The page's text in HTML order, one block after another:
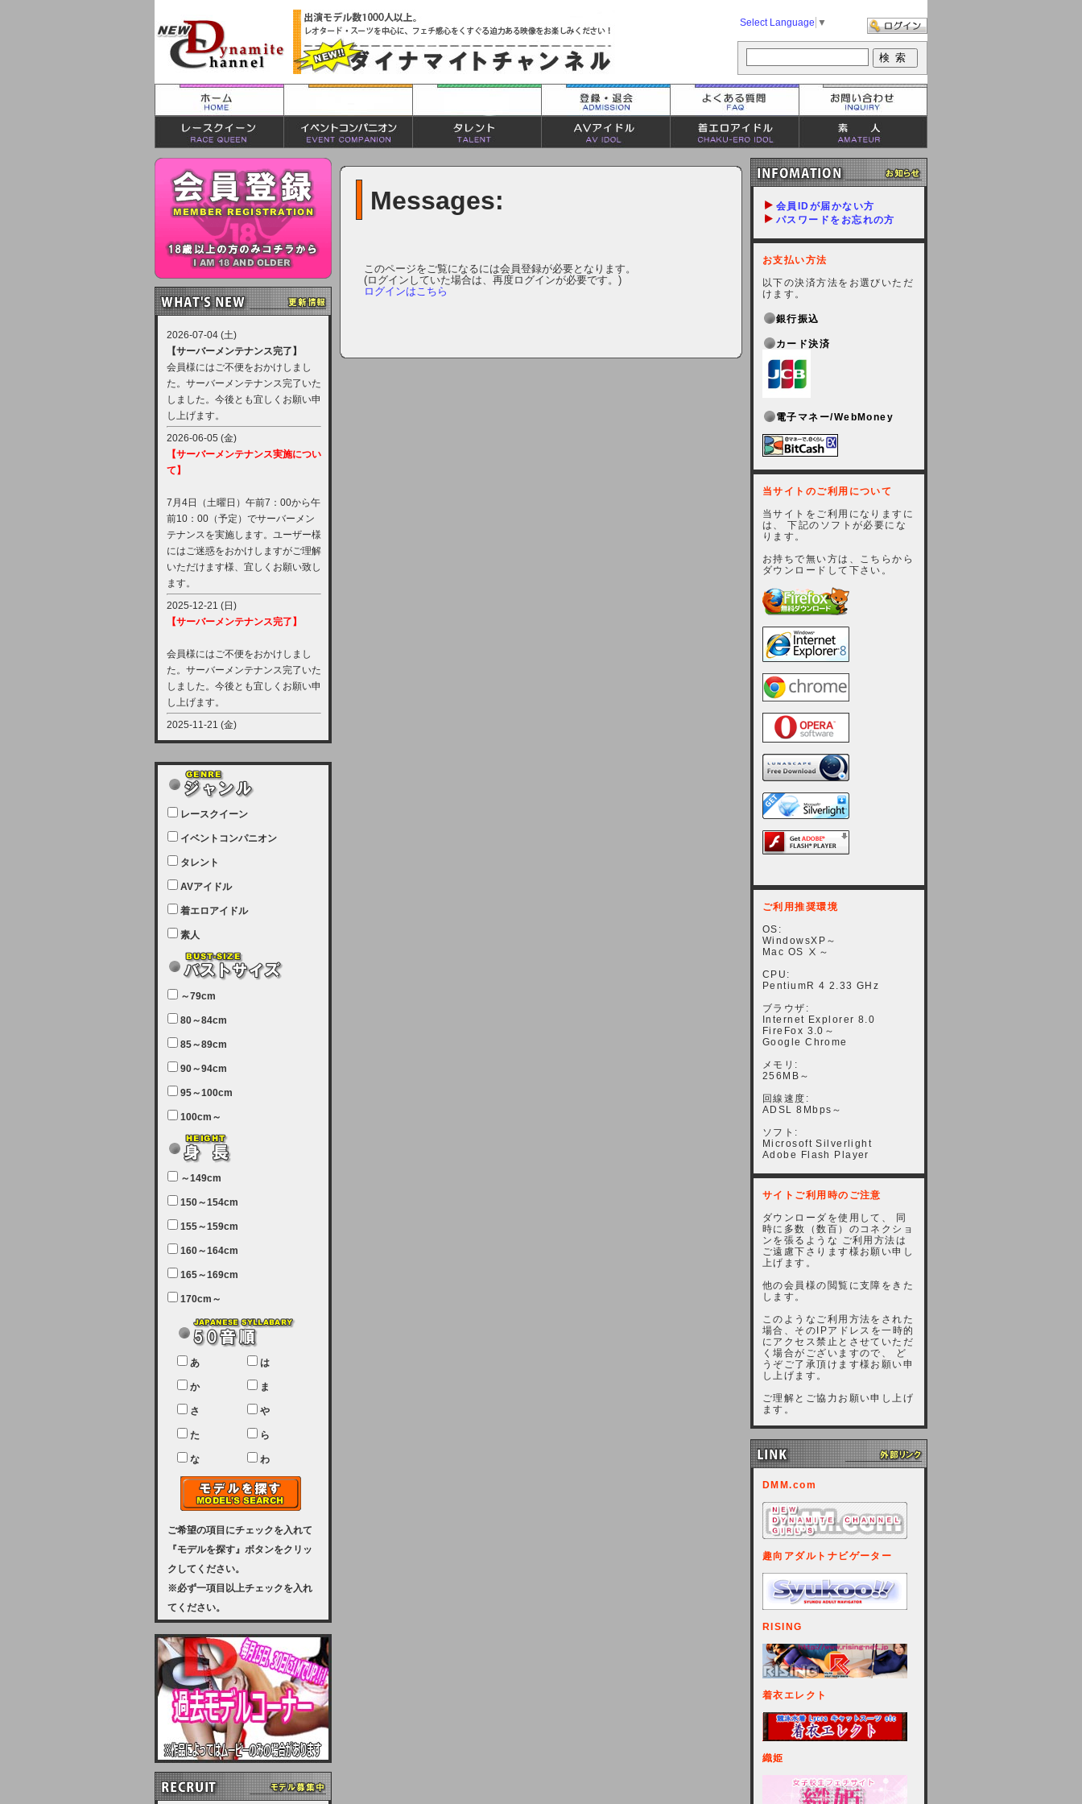
Select Language ▼
2026-07-04 (土)
【サーバーメンテナンス完了】
会員様にはご不便をおかけしまし
た。サーバーメンテナンス完了いた
しました。今後とも宜しくお願い申
し上げます。
2026-06-05 (金)
【サーバーメンテナンス実施につい
て】
7月4日（土曜日）午前7：00から午
前10：00（予定）でサーバーメン
テナンスを実施します。ユーザー様
にはご迷惑をおかけしますがご理解
いただけます様、宜しくお願い致し
ます。
2025-12-21 (日)
【サーバーメンテナンス完了】
会員様にはご不便をおかけしまし
た。サーバーメンテナンス完了いた
しました。今後とも宜しくお願い申
し上げます。
2025-11-21 (金)
【サーバーメンテナンス実施につい
12月21日（日曜日）午前9：00か
ら午前11：00（予定）でサーバー
メンテナンスを実施します。ユーザ
ー様にはご迷惑をおかけしますがご
理解いただけます様、宜しくお願い
致します。
2025-07-05 (土)
【サーバーメンテナンス完了のお知
本日、サーバーメンテナンスのため
ユーザー様には大変ご迷惑をおかけ
しました。無事、メンテナンスが完
致します。
2025-06-11 (水)
【サーバーメンテナンス実施につい
7月5日（土曜日）午前7：00から午
テナンスを実施します。ユーザー様
にはご迷惑をおかけしますがご理解
いただけます様、宜しくお願い致し
【クレジットカード決済について
②】
現在、クレジットカード決済はJCB
のみになっております。大変ご迷惑
キャシュでの決済は可能ですので、
宜しくお願い致します。
2024-02-23 (金)
【クレジットカード決済について】
只今、クレジットカード会社の都合
により決済ができない状況です。
ユーザー様には、大変ご迷惑をおか
けいたしまして申し訳ございませ
ん。
2023-08-31 (木)
【サーバーメンテナンス実施のお知
らせ】
2023年 9月10日（日曜日）午前8：
サーバーメンテナンスを実施いたし
ます。その為、アクセスはできませ
ますが、ご理解の程を宜しくお願い
致します。
2022-09-01 (木)
【サーバーメンテナンスのお知ら
せ】
9月10日（土曜日）AM6：00から
AM8：00（予定）サーバーメンテ
ナンスを致します。ご迷惑をおかけ
レースクイーン
イベントコンパニオン
タレント
AVアイドル
着エロアイドル
素人
～79cm
80～84cm
85～89cm
90～94cm
95～100cm
100cm～
～149cm
150～154cm
155～159cm
160～164cm
165～169cm
170cm～
あ は
か ま
さ や
た ら
な わ
ご希望の項目にチェックを入れて
『モデルを探す』ボタンをクリッ
クしてください。
※必ず一項目以上チェックを入れ
てください。
Messages:
このページをご覧になるには会員登録が必要となります。
(ログインしていた場合は、再度ログインが必要です。)
ログインはこちら
会員IDが届かない方
パスワードをお忘れの方
お支払い方法
以下の決済方法をお選びいただ
けます。
銀行振込
カード決済
電子マネー/WebMoney
当サイトのご利用について
当サイトをご利用になりますに
は、 下記のソフトが必要にな
ります。
お持ちで無い方は、こちらから
ダウンロードして下さい。
ご利用推奨環境
OS:
WindowsXP～
Mac OS Ⅹ～
CPU:
PentiumR 4 2.33 GHz
ブラウザ:
Internet Explorer 8.0
FireFox 3.0～
Google Chrome
メモリ:
256MB～
回線速度:
ADSL 8Mbps～
ソフト:
Microsoft Silverlight
Adobe Flash Player
サイトご利用時のご注意
ダウンローダを使用して、 同
時に多数（数百）のコネクショ
ンを張るような ご利用方法は
ご遠慮下さります様お願い申し
上げます。
他の会員様の閲覧に支障をきた
します。
このようなご利用方法をされた
場合、そのIPアドレスを一時的
にアクセス禁止とさせていただ
く場合がございますので、 ど
うぞご了承頂けます様お願い申
し上げます。
ご理解とご協力お願い申し上げ
ます。
DMM.com
趣向アダルトナビゲーター
RISING
着衣エレクト
織姫